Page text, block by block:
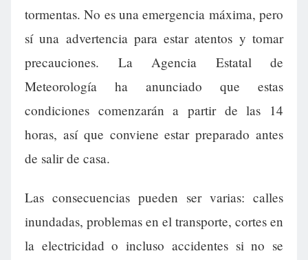
tormentas. No es una emergencia máxima, pero
sí una advertencia para estar atentos y tomar
precauciones. La Agencia Estatal de
Meteorología ha anunciado que estas
condiciones comenzarán a partir de las 14
horas, así que conviene estar preparado antes
de salir de casa.
Las consecuencias pueden ser varias: calles
inundadas, problemas en el transporte, cortes en
la electricidad o incluso accidentes si no se